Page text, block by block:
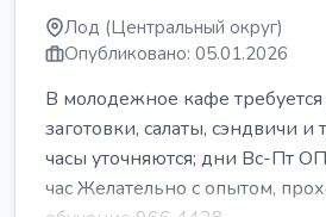
Лод (Центральный округ)
Опубликовано: 05.01.2026
В молодежное кафе
заготовки, салаты, сэндвичи
часы уточняются; дни Вс-Пт
час Желательно с опытом,